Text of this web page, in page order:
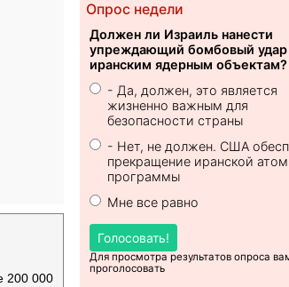
200 000
Опрос недели
Должен ли Израиль нанести
упреждающий бомбовый удар
иранским ядерным объектам?
- Да, должен, это является
жизненно важным для
безопасности страны
- Нет, не должен. США
прекращение иранской
программы
Мне все равно
Голосовать!
Для просмотра результатов опроса
проголосовать